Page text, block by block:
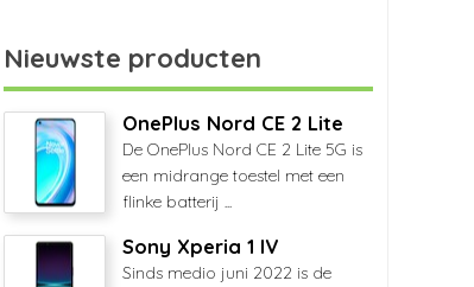
Nieuwste producten
OnePlus Nord CE 2 Lite
De OnePlus Nord CE 2 Lite 5G is
een midrange toestel met een
flinke batterij ...
Sony Xperia 1 IV
Sinds medio juni 2022 is de